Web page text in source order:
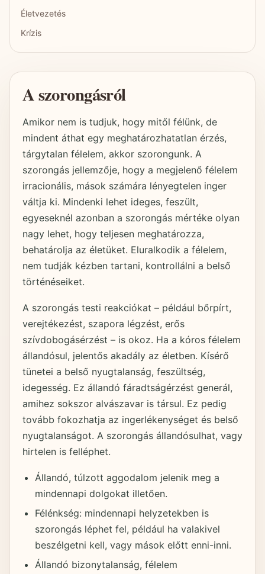
A szorongásról
Amikor nem is tudjuk, hogy mitől félünk, de
mindent áthat egy meghatározhatatlan érzés,
tárgytalan félelem, akkor szorongunk. A
szorongás jellemzője, hogy a megjelenő félelem
irracionális, mások számára lényegtelen inger
váltja ki. Mindenki lehet ideges, feszült,
egyeseknél azonban a szorongás mértéke olyan
nagy lehet, hogy teljesen meghatározza,
behatárolja az életüket. Eluralkodik a félelem,
nem tudják kézben tartani, kontrollálni a belső
történéseiket.
A szorongás testi reakciókat – például bőrpírt,
verejtékezést, szapora légzést, erős
szívdobogásérzést – is okoz. Ha a kóros félelem
állandósul, jelentős akadály az életben. Kísérő
tünetei a belső nyugtalanság, feszültség,
idegesség. Ez állandó fáradtságérzést generál,
amihez sokszor alvászavar is társul. Ez pedig
tovább fokozhatja az ingerlékenységet és belső
nyugtalanságot. A szorongás állandósulhat, vagy
hirtelen is felléphet.
Állandó, túlzott aggodalom jelenik meg a
mindennapi dolgokat illetően.
Félénkség: mindennapi helyzetekben is
szorongás léphet fel, például ha valakivel
beszélgetni kell, vagy mások előtt enni-inni.
Állandó bizonytalanság, félelem
Életvezetés
Krízis